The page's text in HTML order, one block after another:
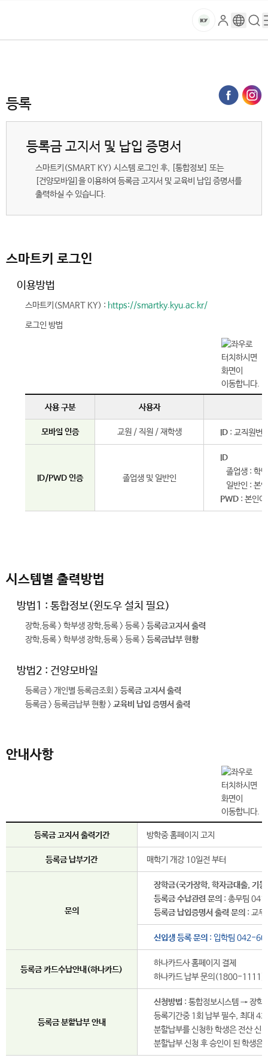
건
대
학
마
로
그
구
글
검
색
메
뉴
등록
등록금 고지서 및 납입 증명서
스마트키(SMART KY) 시스템 로그인 후, [통합정보] 또는
[건양모바일]을 이용하여 등록금 고지서 및 교육비 납입 증명서를
출력하실 수 있습니다.
스마트키 로그인
이용방법
스마트키(SMART KY) : https://smartky.kyu.ac.kr/
로그인 방법
사용 구분 사용자
모바일 인증 교원 / 직원 / 재학생 ID : 교직원번
ID/PWD 인증 졸업생 및 일반인
ID
졸업생 : 학번
일반인 : 본
PWD : 본인
시스템별 출력방법
방법1 : 통합정보(윈도우 설치 필요)
장학,등록 > 학부생 장학,등록 > 등록 > 등록금고지서 출력
장학,등록 > 학부생 장학,등록 > 등록 > 등록금납부 현황
방법2 : 건양모바일
등록금 > 개인별 등록금조회 > 등록금 고지서 출력
등록금 > 등록금납부 현황 > 교육비 납입 증명서 출력
안내사항
등록금 고지서 출력기간 방학중 홈페이지 고지
등록금 납부기간 매학기 개강 10일전 부터
문의
장학금(국가장학, 학자금대출, 기
등록금 수납관련 문의 : 총무팀
등록금 납입증명서 출력 문의 : 교
신입생 등록 문의 : 입학팀 042-
등록금 카드수납안내(하나카드)
하나카드사 홈페이지 결제
하나카드 납부 문의(1800-1111)
등록금 분할납부 안내
신청방법 : 통합정보시스템 → 장학
등록기간중 1회 납부 필수, 최대 4
분할납부를 신청한 학생은 전산 신
분할납부 신청 후 승인이 된 학생은